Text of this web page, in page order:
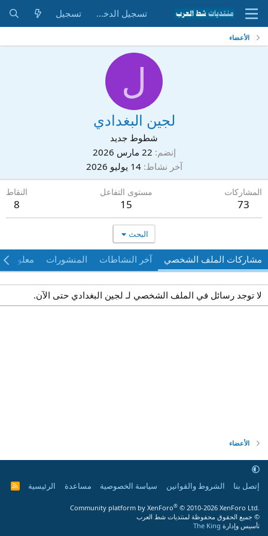
تسجيل الدخول تسجيل
الأعضاء
ل
لجين البغدادي
شطوط جديد
إنضم 22 مارس 2026
آخر نشاط 14 يوليو 2026
المشاركات
73
مستوى التفاعل
15
النقاط
8
البحث
مشاركات الملف الشخصي آخر النشاطات المنشورات معلومات
لا توجد رسائل في الملف الشخصي لـ لجين البغدادي حتى الآن.
الأعضاء
إتصل بنا الشروط والقوانين سياسة الخصوصية مساعدة الرئيسية
R
Community platform by XenForo® © 2010-2026 XenForo Ltd.
© جميع الحقوق محفوظة لمنتديات شط العرب
تأسيس وإدارة The King